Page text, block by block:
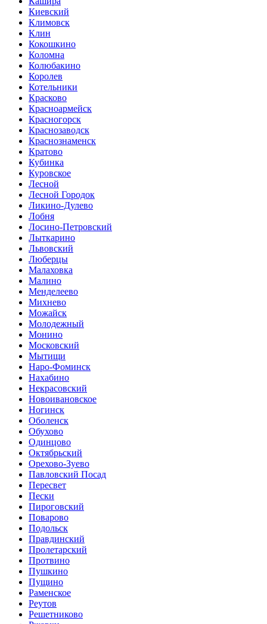
Киевский
Климовск
Клин
Кокошкино
Коломна
Колюбакино
Королев
Котельники
Красково
Красноармейск
Красногорск
Краснозаводск
Краснознаменск
Кратово
Кубинка
Куровское
Лесной
Лесной Городок
Ликино-Дулево
Лобня
Лосино-Петровский
Лыткарино
Львовский
Люберцы
Малаховка
Малино
Менделеево
Михнево
Можайск
Молодежный
Монино
Московский
Мытищи
Наро-Фоминск
Нахабино
Некрасовский
Новоивановское
Ногинск
Оболенск
Обухово
Одинцово
Октябрьский
Орехово-Зуево
Павловский Посад
Пересвет
Пески
Пироговский
Поварово
Подольск
Правдинский
Пролетарский
Протвино
Пушкино
Пущино
Раменское
Реутов
Решетниково